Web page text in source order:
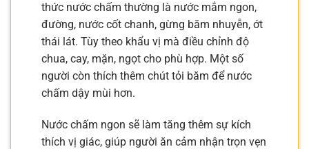
thức nước chấm thường là nước mắm ngon,
đường, nước cốt chanh, gừng băm nhuyễn, ớt
thái lát. Tùy theo khẩu vị mà điều chỉnh độ
chua, cay, mặn, ngọt cho phù hợp. Một số
người còn thích thêm chút tỏi băm để nước
chấm dậy mùi hơn.
Nước chấm ngon sẽ làm tăng thêm sự kích
thích vị giác, giúp người ăn cảm nhận trọn vẹn